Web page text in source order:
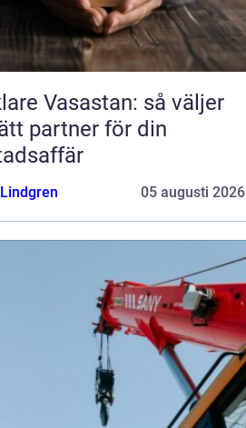
Vasastan: så väljer
partner för din
05 augusti 2026